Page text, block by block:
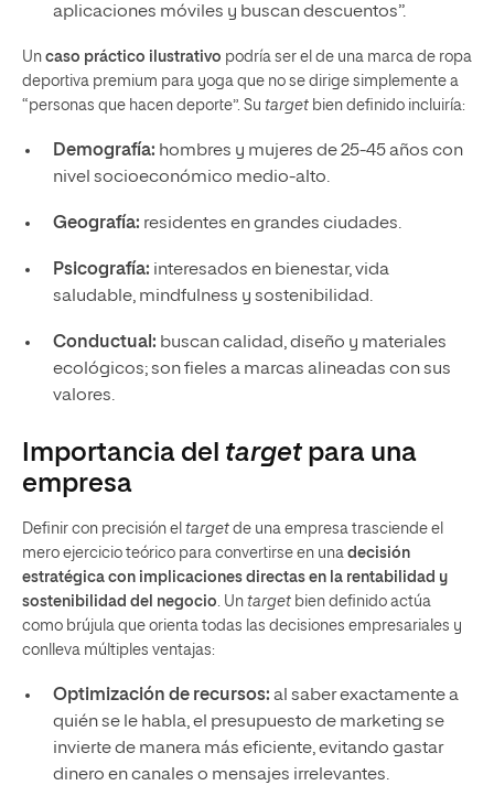
aplicaciones móviles y buscan descuentos”.
Un caso práctico ilustrativo podría ser el de una marca de ropa
deportiva premium para yoga que no se dirige simplemente a
“personas que hacen deporte”. Su target bien definido incluiría:
Demografía: hombres y mujeres de 25-45 años con
nivel socioeconómico medio-alto.
Geografía: residentes en grandes ciudades.
Psicografía: interesados en bienestar, vida
saludable, mindfulness y sostenibilidad.
Conductual: buscan calidad, diseño y materiales
ecológicos; son fieles a marcas alineadas con sus
valores.
Importancia del targetpara una
empresa
Definir con precisión el target de una empresa trasciende el
mero ejercicio teórico para convertirse en una decisión
estratégica con implicaciones directas en la rentabilidad y
sostenibilidad del negocio . Un target bien definido actúa
como brújula que orienta todas las decisiones empresariales y
conlleva múltiples ventajas:
Optimización de recursos: al saber exactamente a
quién se le habla, el presupuesto de marketing se
invierte de manera más eficiente, evitando gastar
dinero en canales o mensajes irrelevantes.